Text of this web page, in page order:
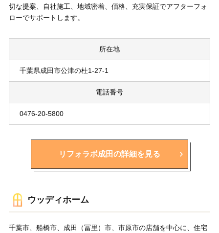
切な提案、自社施工、地域密着、価格、充実保証でアフターフォ
ローでサポートします。
所在地
千葉県成田市公津の杜1-27-1
電話番号
0476-20-5800
リフォラボ成田の詳細を見る
ウッディホーム
千葉市、船橋市、成田（冨里）市、市原市の店舗を中心に、住宅